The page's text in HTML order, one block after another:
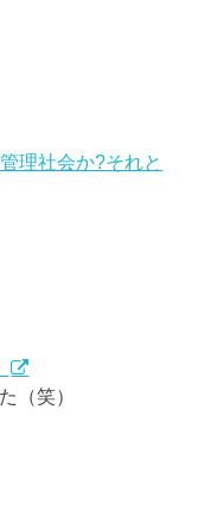
理社会か?それと
（笑）